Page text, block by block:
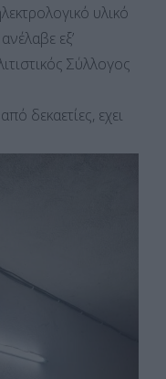
υλικό
εξ’
Σύλλογος
δεκαετίες, εχει